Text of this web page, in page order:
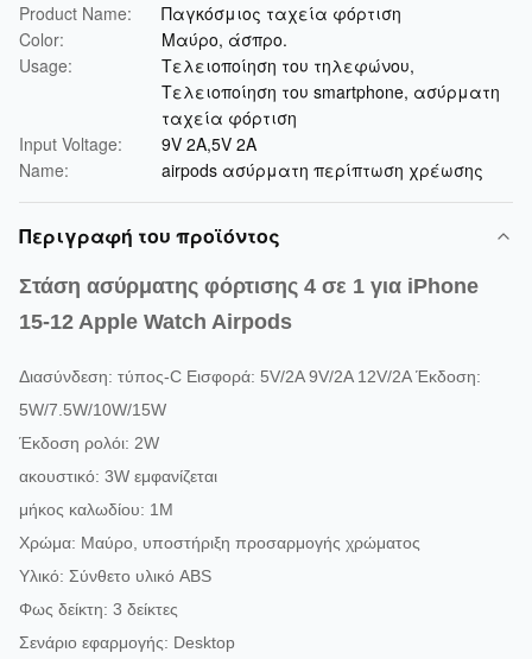
Product Name:
Παγκόσμιος ταχεία φόρτιση
Color:
Μαύρο, άσπρο.
Usage:
Τελειοποίηση του τηλεφώνου,
Τελειοποίηση του smartphone, ασύρματη
ταχεία φόρτιση
Input Voltage:
9V 2A,5V 2A
Name:
airpods ασύρματη περίπτωση χρέωσης
Περιγραφή του προϊόντος
Στάση ασύρματης φόρτισης 4 σε 1 για iPhone
15-12 Apple Watch Airpods
Διασύνδεση: τύπος-C Εισφορά: 5V/2A 9V/2A 12V/2A Έκδοση:
5W/7.5W/10W/15W
Έκδοση ρολόι: 2W
ακουστικό: 3W εμφανίζεται
μήκος καλωδίου: 1M
Χρώμα: Μαύρο, υποστήριξη προσαρμογής χρώματος
Υλικό: Σύνθετο υλικό ABS
Φως δείκτη: 3 δείκτες
Σενάριο εφαρμογής: Desktop